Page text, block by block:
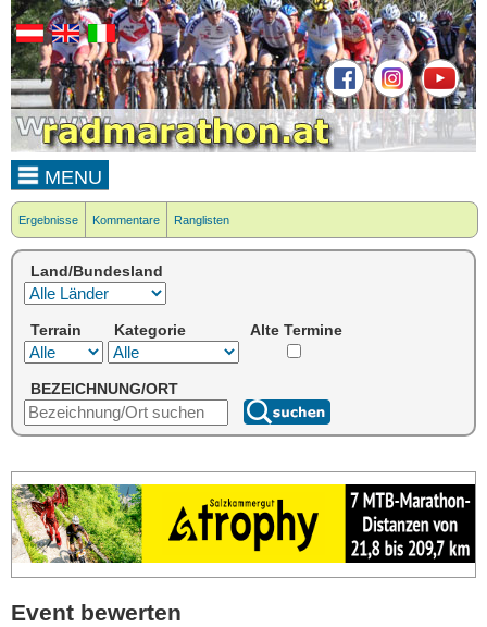
MENU
Ergebnisse Kommentare Ranglisten
Land/Bundesland
Terrain Kategorie Alte Termine
BEZEICHNUNG/ORT
Event bewerten